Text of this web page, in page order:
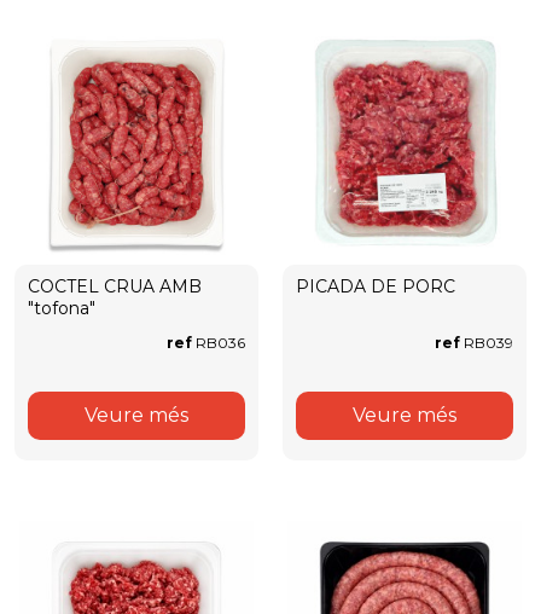
COCTEL CRUA AMB
"tofona"
ref RB036
Veure més
PICADA DE PORC
ref RB039
Veure més